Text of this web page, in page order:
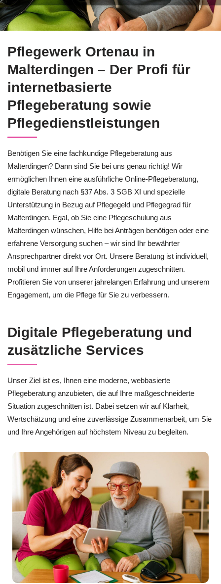
Pflegewerk Ortenau in
Malterdingen – Der Profi für
internetbasierte
Pflegeberatung sowie
Pflegedienstleistungen
Benötigen Sie eine fachkundige Pflegeberatung aus
Malterdingen? Dann sind Sie bei uns genau richtig! Wir
ermöglichen Ihnen eine ausführliche Online-Pflegeberatung,
digitale Beratung nach §37 Abs. 3 SGB XI und spezielle
Unterstützung in Bezug auf Pflegegeld und Pflegegrad für
Malterdingen. Egal, ob Sie eine Pflegeschulung aus
Malterdingen wünschen, Hilfe bei Anträgen benötigen oder eine
erfahrene Versorgung suchen – wir sind Ihr bewährter
Ansprechpartner direkt vor Ort. Unsere Beratung ist individuell,
mobil und immer auf Ihre Anforderungen zugeschnitten.
Profitieren Sie von unserer jahrelangen Erfahrung und unserem
Engagement, um die Pflege für Sie zu verbessern.
Digitale Pflegeberatung und
zusätzliche Services
Unser Ziel ist es, Ihnen eine moderne, webbasierte
Pflegeberatung anzubieten, die auf Ihre maßgeschneiderte
Situation zugeschnitten ist. Dabei setzen wir auf Klarheit,
Wertschätzung und eine zuverlässige Zusammenarbeit, um Sie
und Ihre Angehörigen auf höchstem Niveau zu begleiten.